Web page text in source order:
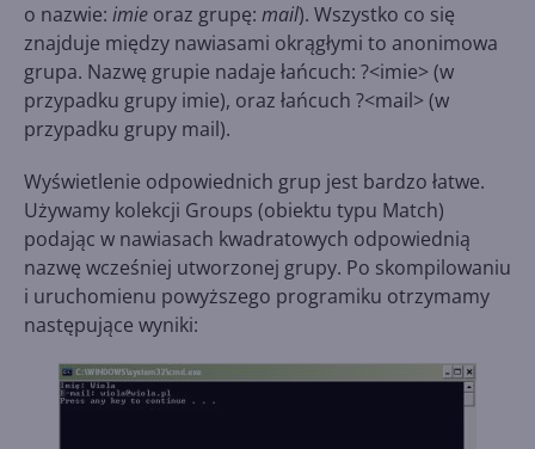
o nazwie: imie oraz grupę: mail). Wszystko co się
znajduje między nawiasami okrągłymi to anonimowa
grupa. Nazwę grupie nadaje łańcuch: ?<imie> (w
przypadku grupy imie), oraz łańcuch ?<mail> (w
przypadku grupy mail).
Wyświetlenie odpowiednich grup jest bardzo łatwe.
Używamy kolekcji Groups (obiektu typu Match)
podając w nawiasach kwadratowych odpowiednią
nazwę wcześniej utworzonej grupy. Po skompilowaniu
i uruchomienu powyższego programiku otrzymamy
następujące wyniki: